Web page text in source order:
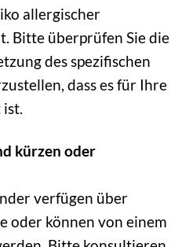
allergischer
Bitte überprüfen Sie die
des spezifischen
dass es für Ihre
kürzen oder
verfügen über
oder können von einem